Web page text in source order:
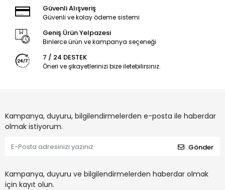
Güvenli Alışveriş
Güvenli ve kolay ödeme sistemi
Geniş Ürün Yelpazesi
Binlerce ürün ve kampanya seçeneği
7 / 24 DESTEK
Öneri ve şikayetlerinizi bize iletebilirsiniz.
Kampanya, duyuru, bilgilendirmelerden e-posta ile haberdar
olmak istiyorum.
Gönder
Kampanya, duyuru ve bilgilendirmelerden haberdar olmak
için kayıt olun.